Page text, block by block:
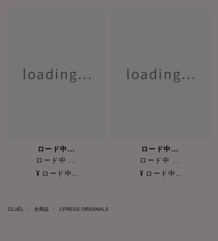
ロード中...
ロード中 ...
¥ ロード中...
ロード中...
ロード中 ...
¥ ロード中...
CLUÉL 全商品 J.PRESS ORIGINALS